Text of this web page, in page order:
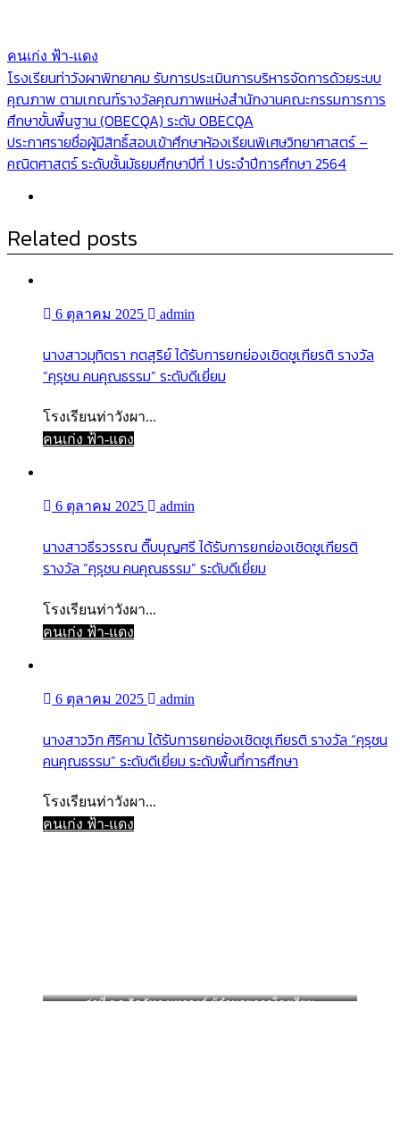
คนเก่ง ฟ้า-แดง
แนะแนว
เรื่อง
โรงเรียนท่าวังผาพิทยาคม รับการประเมินการบริหารจัดการด้วยระบบ
คุณภาพ ตามเกณฑ์รางวัลคุณภาพแห่งสำนักงานคณะกรรมการการ
ศึกษาขั้นพื้นฐาน (OBECQA) ระดับ OBECQA
ประกาศรายชื่อผู้มีสิทธิ์สอบเข้าศึกษาห้องเรียนพิเศษวิทยาศาสตร์ –
คณิตศาสตร์ ระดับชั้นมัธยมศึกษาปีที่ 1 ประจำปีการศึกษา 2564
Related posts
6 ตุลาคม 2025 admin
นางสาวมุทิตรา กตสุริย์ ได้รับการยกย่องเชิดชูเกียรติ รางวัล
“คุรุชน คนคุณธรรม” ระดับดีเยี่ยม
โรงเรียนท่าวังผา...
คนเก่ง ฟ้า-แดง
6 ตุลาคม 2025 admin
นางสาวธีรวรรณ ติ๊บบุญศรี ได้รับการยกย่องเชิดชูเกียรติ
รางวัล “คุรุชน คนคุณธรรม” ระดับดีเยี่ยม
โรงเรียนท่าวังผา...
คนเก่ง ฟ้า-แดง
6 ตุลาคม 2025 admin
นางสาววิก ศิริคาม ได้รับการยกย่องเชิดชูเกียรติ รางวัล “คุรุชน
คนคุณธรรม” ระดับดีเยี่ยม ระดับพื้นที่การศึกษา
โรงเรียนท่าวังผา...
คนเก่ง ฟ้า-แดง
ว่าที่ ร.อ.จิรภัทร มหาวงค์ ผู้อำนวยการโรงเรียน